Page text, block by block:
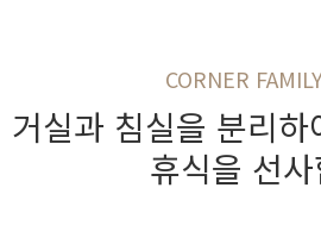
CORNER
거실과 침실을 분리
휴식을 선